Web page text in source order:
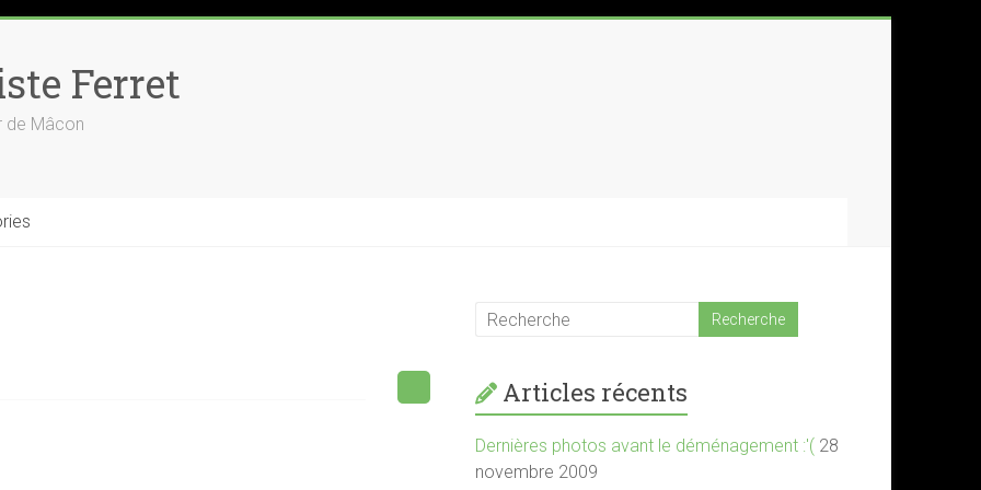
Ferret
de Mâcon
Articles récents
Dernières photos avant le déménagement :'( 28
novembre 2009